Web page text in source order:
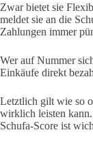
Zwar bietet sie
meldet sie an die
Zahlungen immer
Wer auf Nummer
Einkäufe direkt
Letztlich gilt wie so
wirklich leisten
Schufa-Score ist